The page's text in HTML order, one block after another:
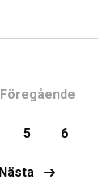
Föregående
5 6
Nästa